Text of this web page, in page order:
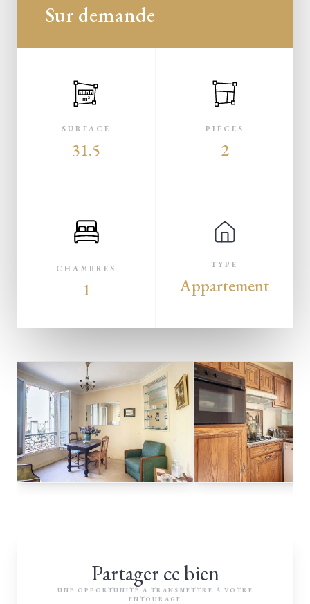
Sur demande
m²
SURFACE
31.5
PIÈCES
2
CHAMBRES
1
TYPE
Appartement
Partager ce bien
UNE OPPORTUNITÉ À TRANSMETTRE À VOTRE
ENTOURAGE